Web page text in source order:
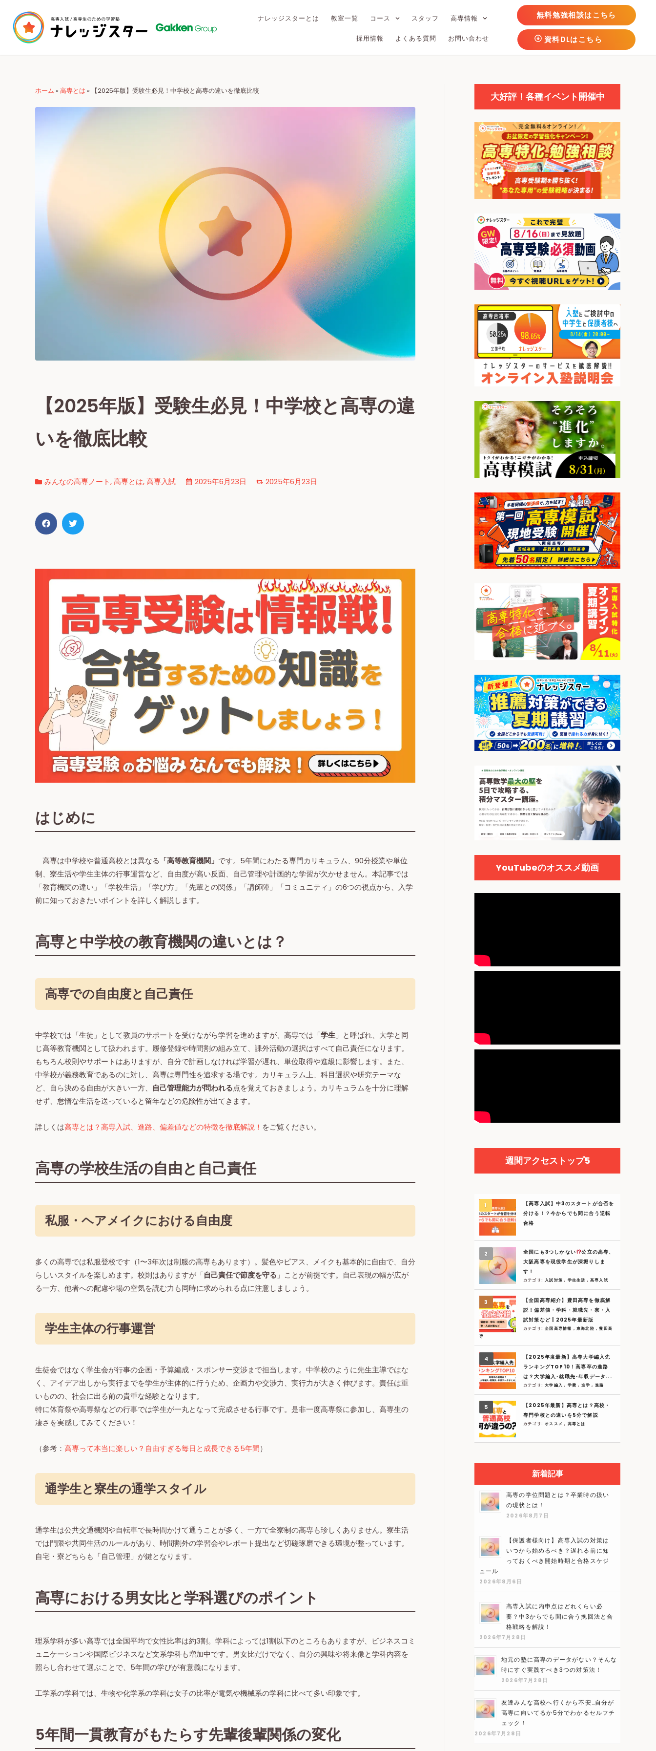
ナレッジスターとは 教室一覧 コース スタッフ 高専情報
採用情報 よくある質問 お問い合わせ
無料勉強相談はこちら
資料DLはこちら
ホーム » 高専とは » 【2025年版】受験生必見！中学校と高専の違いを徹底比較
【2025年版】受験生必見！中学校と高専の違
いを徹底比較
みんなの高専ノート,高専とは,高専入試 2025年6月23日 2025年6月23日
はじめに
高専は中学校や普通高校とは異なる 「高等教育機関」 です。5年間にわたる専門カリキュラム、90分授業や単位
制、寮生活や学生主体の行事運営など、自由度が高い反面、自己管理や計画的な学習が欠かせません。本記事では
「教育機関の違い」「学校生活」「学び方」「先輩との関係」「講師陣」「コミュニティ」の6つの視点から、入学
前に知っておきたいポイントを詳しく解説します。
高専と中学校の教育機関の違いとは？
高専での自由度と自己責任
中学校では「生徒」として教員のサポートを受けながら学習を進めますが、高専では「学生 」と呼ばれ、大学と同
じ高等教育機関として扱われます。履修登録や時間割の組み立て、課外活動の選択はすべて自己責任になります。
もちろん校則やサポートはありますが、自分で計画しなければ学習が遅れ、単位取得や進級に影響します。また、
中学校が義務教育であるのに対し、高専は専門性を追求する場です。カリキュラム上、科目選択や研究テーマな
ど、自ら決める自由が大きい一方、 自己管理能力が問われる点を覚えておきましょう。カリキュラムを十分に理解
せず、怠惰な生活を送っていると留年などの危険性が出てきます。
詳しくは高専とは？高専入試、進路、偏差値などの特徴を徹底解説！ をご覧ください。
高専の学校生活の自由と自己責任
私服・ヘアメイクにおける自由度
多くの高専では私服登校です（1〜3年次は制服の高専もあります）。髪色やピアス、メイクも基本的に自由で、自分
らしいスタイルを楽しめます。校則はありますが「自己責任で節度を守る 」ことが前提です。自己表現の幅が広が
る一方、他者への配慮や場の空気を読む力も同時に求められる点に注意しましょう。
学生主体の行事運営
生徒会ではなく学生会が行事の企画・予算編成・スポンサー交渉まで担当します。中学校のように先生主導ではな
く、アイデア出しから実行までを学生が主体的に行うため、企画力や交渉力、実行力が大きく伸びます。責任は重
いものの、社会に出る前の貴重な経験となります。
特に体育祭や高専祭などの行事では学生が一丸となって完成させる行事です。是非一度高専祭に参加し、高専生の
凄さを実感してみてください！
（参考： 高専って本当に楽しい？自由すぎる毎日と成長できる5年間）
通学生と寮生の通学スタイル
通学生は公共交通機関や自転車で長時間かけて通うことが多く、一方で全寮制の高専も珍しくありません。寮生活
では門限や共同生活のルールがあり、時間割外の学習会やレポート提出など切磋琢磨できる環境が整っています。
自宅・寮どちらも「自己管理」が鍵となります。
高専における男女比と学科選びのポイント
理系学科が多い高専では全国平均で女性比率は約3割。学科によっては1割以下のところもありますが、ビジネスコミ
ュニケーションや国際ビジネスなど文系学科も増加中です。男女比だけでなく、自分の興味や将来像と学科内容を
照らし合わせて選ぶことで、5年間の学びが有意義になります。
工学系の学科では、生物や化学系の学科は女子の比率が電気や機械系の学科に比べて多い印象です。
5年間一貫教育がもたらす先輩後輩関係の変化
大好評！各種イベント開催中
YouTubeのオススメ動画
週間アクセストップ5
【高専入試】中3のスタートが合否を
分ける！？今からでも間に合う逆転
合格
全国にも3つしかない
公立の高専、
大阪高専を現役学生が深堀りしま
す！
カテゴリ: 入試対策, 学生生活 ,高専入試
【全国高専紹介】豊田高専を徹底解
説！偏差値・学科・就職先・寮・入
試対策など | 2025年最新版
カテゴリ:全国高専情報 ,東海北陸,豊田高
専
【2025年度最新】高専大学編入先
ランキングTOP10！高専卒の進路
は？大学編入･就職先･年収データ...
カテゴリ:大学編入, 学費, 進学, 進路
【2025年最新】高専とは？高校・
専門学校との違いを5分で解説
カテゴリ:オススメ, 高専とは
新着記事
高専の学位問題とは？卒業時の扱い
の現状とは！
2026年8月7日
【保護者様向け】高専入試の対策は
いつから始めるべき？遅れる前に知
っておくべき開始時期と合格スケジ
ュール
2026年8月6日
高専入試に内申点はどれくらい必
要？中3からでも間に合う挽回法と合
格戦略を解説！
2026年7月28日
地元の塾に高専のデータがない？そんな
時にすぐ実践すべき3つの対策法！
2026年7月28日
友達みんな高校へ行くから不安…自分が
高専に向いてるか5分でわかるセルフチ
ェック！
2026年7月28日